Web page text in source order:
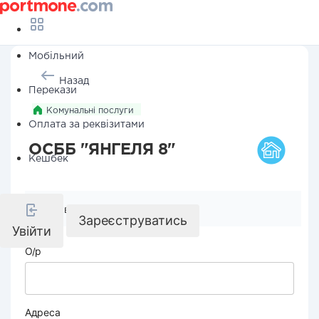
Мобільний
Перекази
Оплата за реквізитами
Кешбек
Увійти
Зареєструватись
Назад
Комунальні послуги
ОСББ "ЯНГЕЛЯ 8"
Реквізити компанії
О/р
Адреса